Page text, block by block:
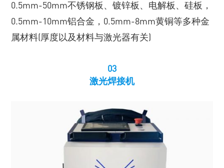
0.5mm-50mm不锈钢板、镀锌板、电解板、硅板，
0.5mm-10mm铝合金，0.5mm-8mm黄铜等多种金
属材料(厚度以及材料与激光器有关)
03
激光焊接机